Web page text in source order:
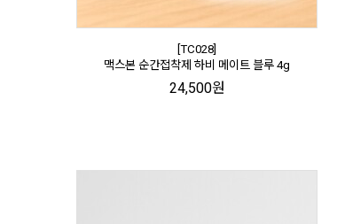
[TC028]
맥스본 순간접착제 하비 메이트 블루 4g
24,500원